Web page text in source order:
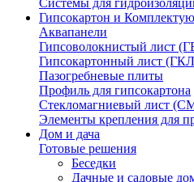
Системы для
Гипсокартон и
Аквапанели
Гипсоволокнистый лист
Гипсокартонный лист
Пазогребневые плиты
Профиль для гипсокартона
Стекломагниевый лист
Элементы крепления для
Дом и дача
Готовые решения
Беседки
Дачные и садовые